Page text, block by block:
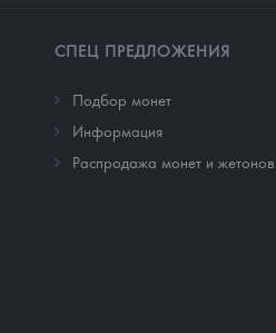
СПЕЦ ПРЕДЛОЖЕНИЯ
Подбор монет
Информация
Распродажа монет и жетонов